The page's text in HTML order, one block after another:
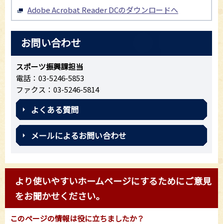
Adobe Acrobat Reader DCのダウンロードへ
お問い合わせ
スポーツ振興課担当
電話：03-5246-5853
ファクス：03-5246-5814
よくある質問
メールによるお問い合わせ
より使いやすいホームページにするためにご意見
をお聞かせください。
このページの情報は役に立ちましたか？